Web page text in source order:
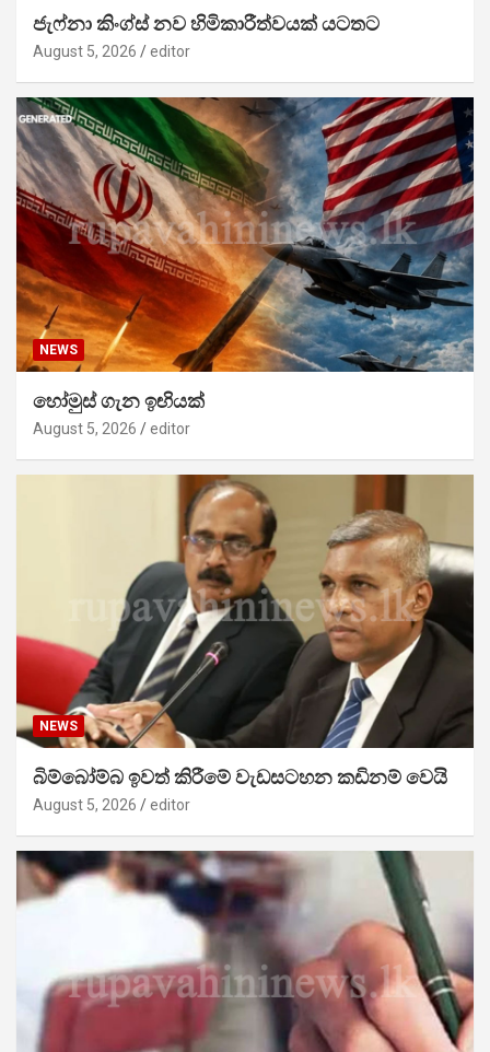
ජැෆ්නා කිංග්ස් නව හිමිකාරීත්වයක් යටතට
August 5, 2026 editor
NEWS
හෝමුස් ගැන ඉඟියක්
August 5, 2026 editor
NEWS
බිම්බෝම්බ ඉවත් කිරීමේ වැඩසටහන කඩිනම් වෙයි
August 5, 2026 editor